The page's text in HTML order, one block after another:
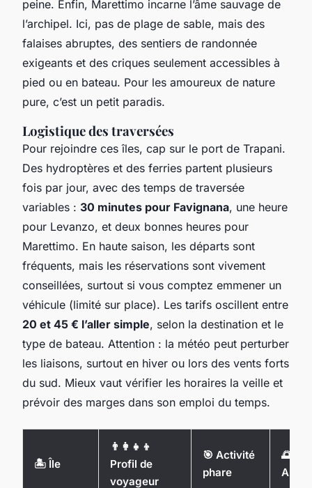
peine. Enfin, Marettimo incarne l’âme sauvage de
l’archipel. Ici, pas de plage de sable, mais des
falaises abruptes, des sentiers de randonnée
exigeants et des criques seulement accessibles à
pied ou en bateau. Pour les amoureux de nature
pure, c’est un petit paradis.
Logistique des traversées
Pour rejoindre ces îles, cap sur le port de Trapani.
Des hydroptères et des ferries partent plusieurs
fois par jour, avec des temps de traversée
variables : 30 minutes pour Favignana, une heure
pour Levanzo, et deux bonnes heures pour
Marettimo. En haute saison, les départs sont
fréquents, mais les réservations sont vivement
conseillées, surtout si vous comptez emmener un
véhicule (limité sur place). Les tarifs oscillent entre
20 et 45 € l’aller simple, selon la destination et le
type de bateau. Attention : la météo peut perturber
les liaisons, surtout en hiver ou lors des vents forts
du sud. Mieux vaut vérifier les horaires la veille et
prévoir des marges dans son emploi du temps.
🏝️ Île
👨‍👩‍👧‍👦
Profil de
voyageur
🎯 Activité
phare
🌅